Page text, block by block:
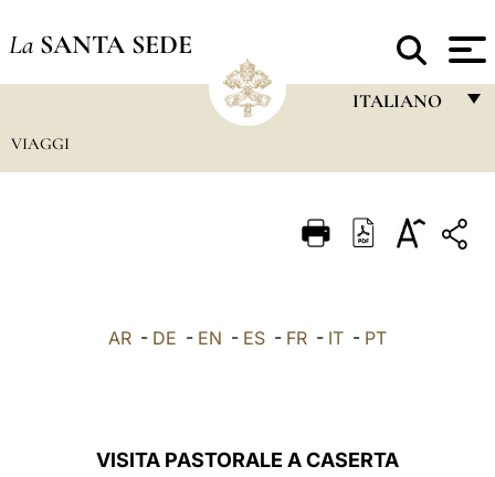
La SANTA SEDE
ITALIANO
ITALIANO
VIAGGI
AR - DE - EN - ES - FR - IT - PT
VISITA PASTORALE A CASERTA